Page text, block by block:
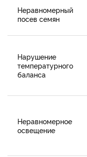
Неравномерный
посев семян
Нарушение
температурного
баланса
Неравномерное
освещение